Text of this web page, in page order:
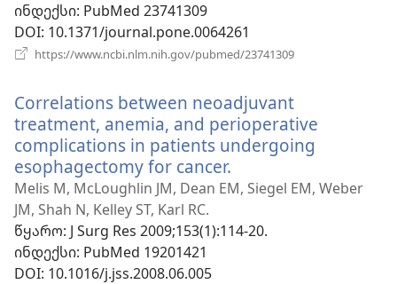
ინდექსი‎: PubMed 23741309
DOI‎: 10.1371/journal.pone.0064261
https://www.ncbi.nlm.nih.gov/pubmed/23741309
Correlations between neoadjuvant
treatment, anemia, and perioperative
complications in patients undergoing
esophagectomy for cancer.
ახალი
Melis M, McLoughlin JM, Dean EM, Siegel EM, Weber
JM, Shah N, Kelley ST, Karl RC.
წყარო‎: J Surg Res 2009;153(1):114-20.
ინდექსი‎: PubMed 19201421
DOI‎: 10.1016/j.jss.2008.06.005